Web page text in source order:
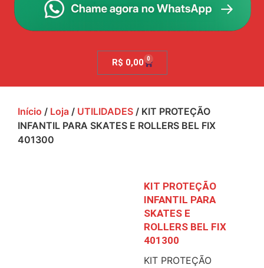
R$ 0,00 0
Início / Loja / UTILIDADES / KIT PROTEÇÃO
INFANTIL PARA SKATES E ROLLERS BEL FIX
401300
KIT PROTEÇÃO
INFANTIL PARA
SKATES E
ROLLERS BEL FIX
401300
KIT PROTEÇÃO